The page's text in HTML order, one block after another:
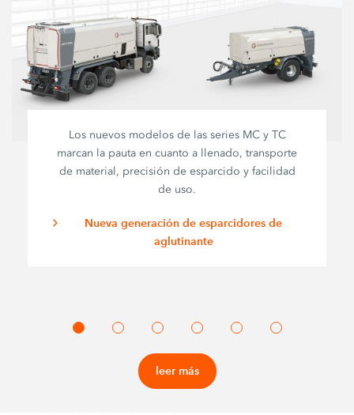
Los nuevos modelos de las series MC y TC
marcan la pauta en cuanto a llenado, transporte
de material, precisión de esparcido y facilidad
de uso.
Nueva generación de esparcidores de
aglutinante
leer más